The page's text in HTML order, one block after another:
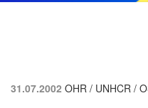
31.07.2002 OHR / UNHCR /